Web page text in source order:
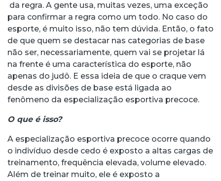
da regra. A gente usa, muitas vezes, uma exceção
para confirmar a regra como um todo. No caso do
esporte, é muito isso, não tem dúvida. Então, o fato
de que quem se destacar nas categorias de base
não ser, necessariamente, quem vai se projetar lá
na frente é uma característica do esporte, não
apenas do judô. E essa ideia de que o craque vem
desde as divisões de base está ligada ao
fenômeno da especialização esportiva precoce.
O que é isso?
A especialização esportiva precoce ocorre quando
o indivíduo desde cedo é exposto a altas cargas de
treinamento, frequência elevada, volume elevado.
Além de treinar muito, ele é exposto a